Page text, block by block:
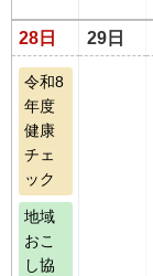
28日 29日
令和8
年度
健康
チェ
ック
地域
おこ
し協